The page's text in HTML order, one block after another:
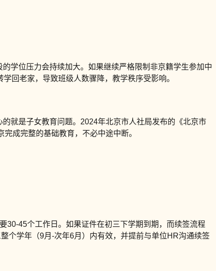
学位压力会持续加大。如果继续严格限制非京籍学生参加中
回老家，导致班级人数骤降，教学秩序受影响。
就是子女教育问题。2024年北京市人社局发布的《北京市
成完整的基础教育，不必中途中断。
45个工作日。如果证件在初三下学期到期，而续签流程
个学年（9月-次年6月）内有效，并提前与单位HR沟通续签